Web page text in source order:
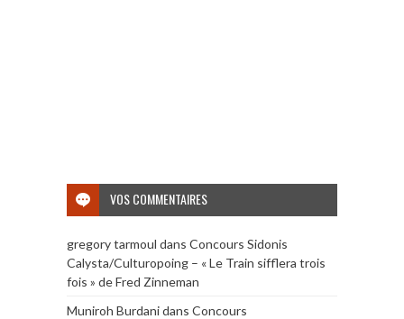
VOS COMMENTAIRES
gregory tarmoul dans Concours Sidonis
Calysta/Culturopoing – « Le Train sifflera trois
fois » de Fred Zinneman
Muniroh Burdanidans Concours